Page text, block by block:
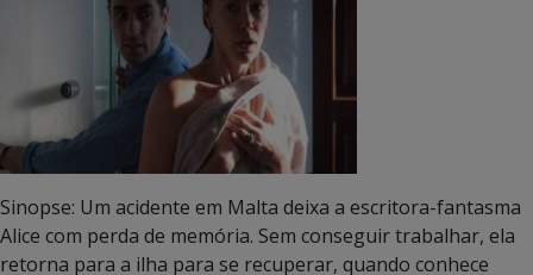
Sinopse: Um acidente em Malta deixa a escritora-fantasma
Alice com perda de memória. Sem conseguir trabalhar, ela
retorna para a ilha para se recuperar, quando conhece